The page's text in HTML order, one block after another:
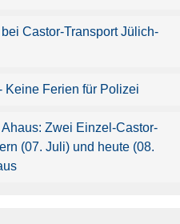
Castor-Transport Jülich-
Keine Ferien für Polizei
Zwei Einzel-Castor-
(07. Juli) und heute (08.